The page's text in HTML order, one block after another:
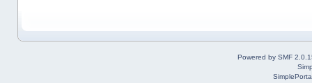
Powered by SMF